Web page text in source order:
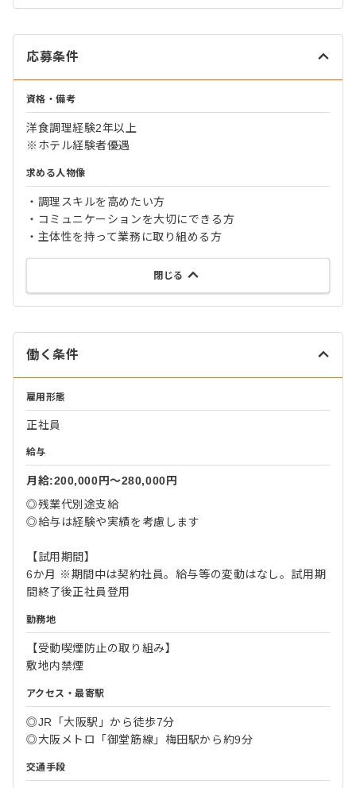
応募条件
資格・備考
洋食調理経験2年以上
※ホテル経験者優遇
求める人物像
・調理スキルを高めたい方
・コミュニケーションを大切にできる方
・主体性を持って業務に取り組める方
閉じる
働く条件
雇用形態
正社員
給与
月給:200,000円〜280,000円
◎残業代別途支給
◎給与は経験や実績を考慮します
【試用期間】
6か月 ※期間中は契約社員。給与等の変動はなし。試用期
間終了後正社員登用
勤務地
【受動喫煙防止の取り組み】
敷地内禁煙
アクセス・最寄駅
◎JR「大阪駅」から徒歩7分
◎大阪メトロ「御堂筋線」梅田駅から約9分
交通手段